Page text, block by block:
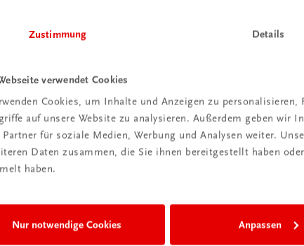
Zustimmung Details
verwendet Cookies
Cookies, um Inhalte und Anzeigen zu
auf unsere Website zu analysieren. Außerdem geben wir
Partner für soziale Medien, Werbung und Analysen weiter.
Daten zusammen, die Sie ihnen bereitgestellt haben
haben.
Nur notwendige Cookies Anpassen
die
für
TRAUNER Verlag +
Köglstraße 14 | 4020 Linz
Österreich/Austria
Tel.:+43 732 778241
mehr erfahren